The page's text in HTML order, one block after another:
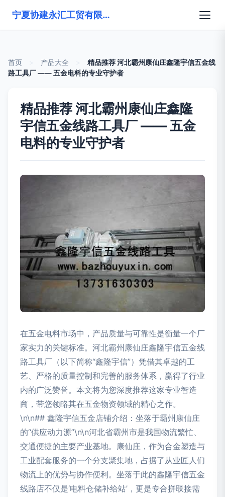
宁夏协建永汇工贸有限公司
首页 产品大全
精品推荐 河北霸州康仙庄鑫隆宇信五金线
路工具厂 —— 五金电料的专业守护者
精品推荐 河北霸州康仙庄鑫隆
宇信五金线路工具厂 —— 五金
电料的专业守护者
在五金电料市场中，产品质量与可靠性是衡量一个厂
家实力的关键标准。河北霸州康仙庄鑫隆宇信五金线
路工具厂（以下简称“鑫隆宇信”）凭借其卓越的工
艺、严格的质量控制和完善的服务体系，赢得了行业
内的广泛赞誉。本文将为您深度推荐这家专业智造
商，带您领略其在五金物资领域的精心之作。
\n\n## 鑫隆宇信五金店铺介绍：坐落于霸州康仙庄
的“供应动力源”\n\n河北省霸州市是我国物流繁忙、
交通便捷的主要产业基地。康仙庄，作为合金塑造与
工业配套服务的一个分支聚集地，占据了从业匠人们
物流上的优势与协作便利。坐落于此的鑫隆宇信五金
线路店不仅是‘电料仓储补给站’，更是专合拼联接需